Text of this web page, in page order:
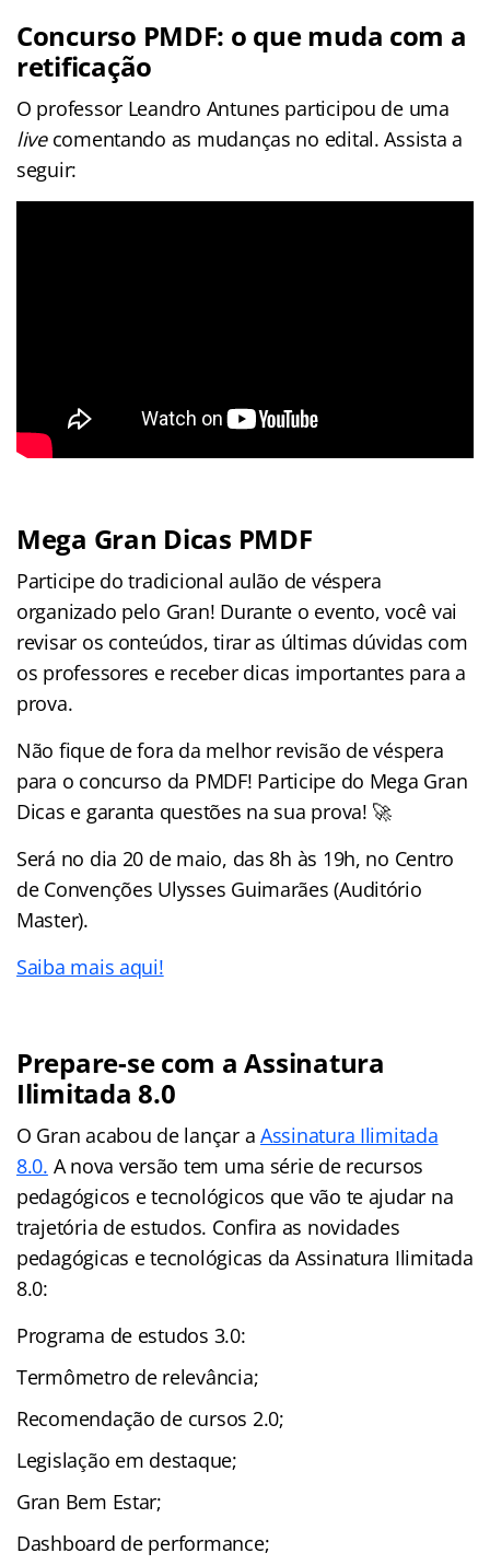
Concurso PMDF: o que muda com a
retificação
O professor Leandro Antunes participou de uma
livecomentando as mudanças no edital. Assista a
seguir:
Mega Gran Dicas PMDF
Participe do tradicional aulão de véspera
organizado pelo Gran! Durante o evento, você vai
revisar os conteúdos, tirar as últimas dúvidas com
os professores e receber dicas importantes para a
prova.
Não fique de fora da melhor revisão de véspera
para o concurso da PMDF! Participe do Mega Gran
Dicas e garanta questões na sua prova! 🚀
Será no dia 20 de maio, das 8h às 19h, no Centro
de Convenções Ulysses Guimarães (Auditório
Master).
Saiba mais aqui!
Prepare-se com a Assinatura
Ilimitada 8.0
O Gran acabou de lançar a Assinatura Ilimitada
8.0. A nova versão tem uma série de recursos
pedagógicos e tecnológicos que vão te ajudar na
trajetória de estudos. Confira as novidades
pedagógicas e tecnológicas da Assinatura Ilimitada
8.0:
Programa de estudos 3.0:
Termômetro de relevância;
Recomendação de cursos 2.0;
Legislação em destaque;
Gran Bem Estar;
Dashboard de performance;